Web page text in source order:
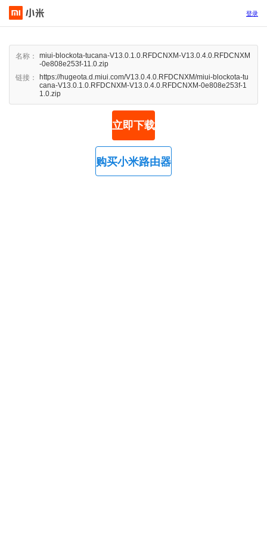
登录
名称：
miui-blockota-tucana-V13.0.1.0.RFDCNXM-V13.0.4.0.RFDCNXM
-0e808e253f-11.0.zip
链接：
https://hugeota.d.miui.com/V13.0.4.0.RFDCNXM/miui-blockota-tu
cana-V13.0.1.0.RFDCNXM-V13.0.4.0.RFDCNXM-0e808e253f-1
1.0.zip
立即下载
购买小米路由器